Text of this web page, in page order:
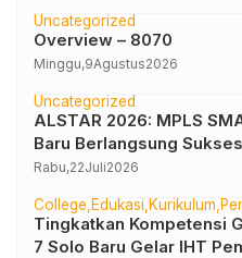
Uncategorized
Overview – 8070
Minggu,9Agustus2026
Uncategorized
ALSTAR 2026: MPLS
Baru Berlangsung
Perjalanan Peserta Didik
Rabu,22Juli2026
College Edukasi Kurikulum
Tingkatkan Kompetensi
7 Solo Baru Gelar IHT